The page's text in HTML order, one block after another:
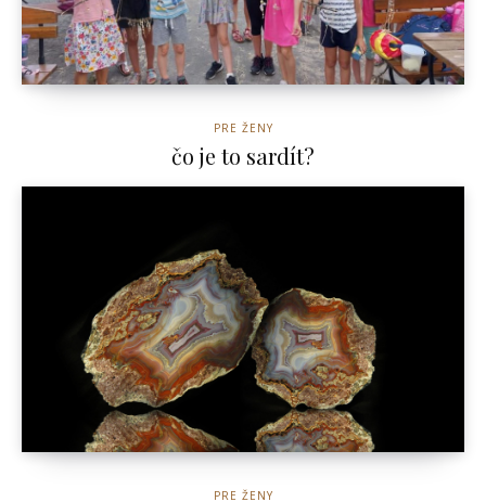
PRE ŽENY
čo je to sardít?
PRE ŽENY